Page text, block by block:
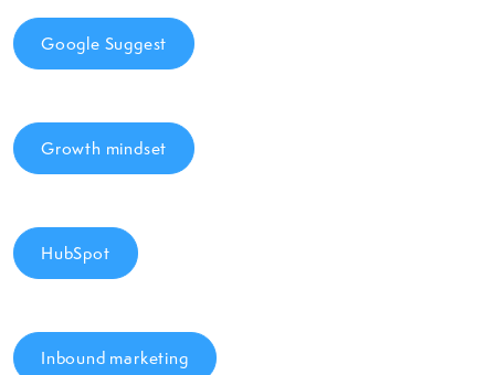
Google Suggest
Growth mindset
HubSpot
Inbound marketing